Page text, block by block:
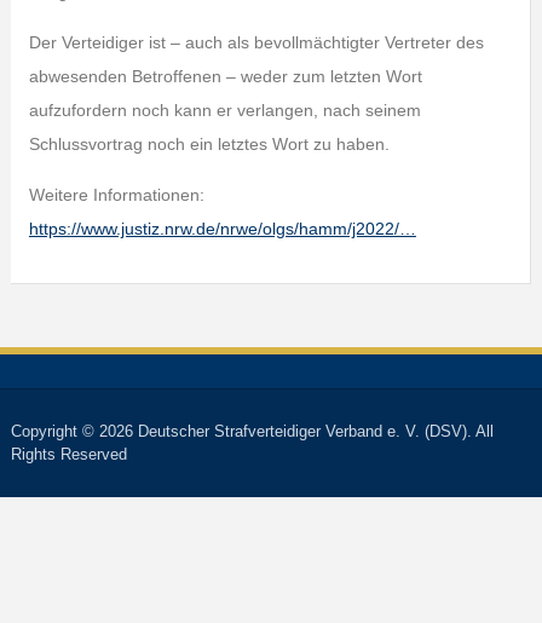
Der Verteidiger ist – auch als bevollmächtigter Vertreter des
abwesenden Betroffenen – weder zum letzten Wort
aufzufordern noch kann er verlangen, nach seinem
Schlussvortrag noch ein letztes Wort zu haben.
Weitere Informationen:
https://www.justiz.nrw.de/nrwe/olgs/hamm/j2022/…
Copyright © 2026 Deutscher Strafverteidiger Verband e. V. (DSV). All
Rights Reserved